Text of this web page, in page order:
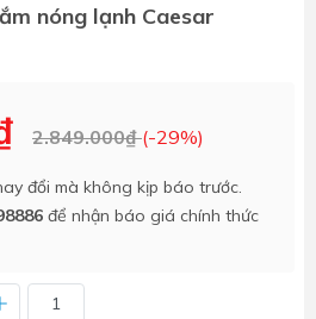
nóng lạnh Caesar
2.849.000₫(-29%)
đổi mà không kịp báo trước.
để nhận báo giá chính thức